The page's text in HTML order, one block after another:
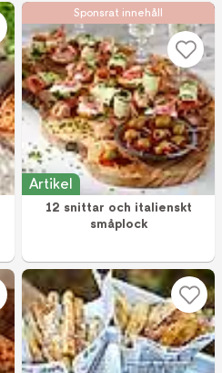
röster)
Sponsrat innehåll
Artikel
12 snittar och italienskt
småplock